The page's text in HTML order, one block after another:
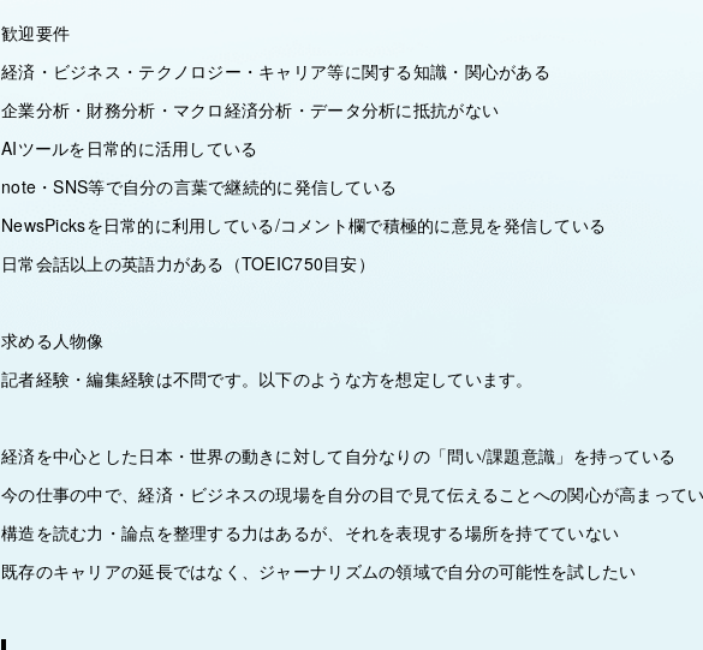
歓迎要件
経済・ビジネス・テクノロジー・キャリア等に関する知識・関心がある
企業分析・財務分析・マクロ経済分析・データ分析に抵抗がない
AIツールを日常的に活用している
note・SNS等で自分の言葉で継続的に発信している
NewsPicksを日常的に利用している/コメント欄で積極的に意見を発信している
日常会話以上の英語力がある（TOEIC750目安）
求める人物像
記者経験・編集経験は不問です。以下のような方を想定しています。
経済を中心とした日本・世界の動きに対して自分なりの「問い/課題意識」を持っている
今の仕事の中で、経済・ビジネスの現場を自分の目で見て伝えることへの関心が高まって
構造を読む力・論点を整理する力はあるが、それを表現する場所を持てていない
既存のキャリアの延長ではなく、ジャーナリズムの領域で自分の可能性を試したい